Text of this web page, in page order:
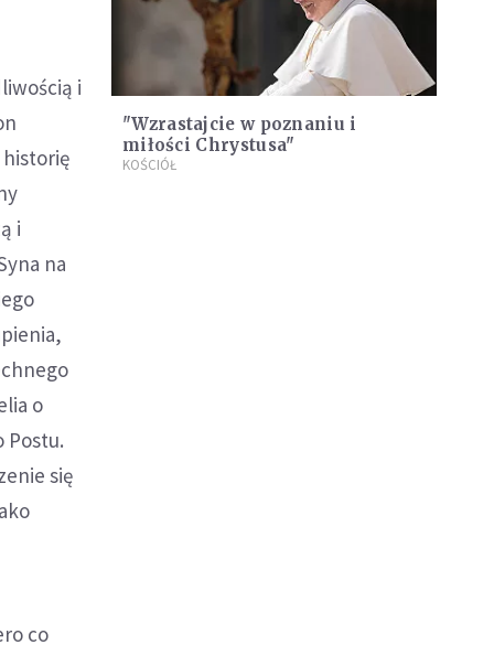
i
historię
i
na
o
Postu.
się
co
"Wzrastajcie w poznaniu i
miłości Chrystusa"
KOŚCIÓŁ